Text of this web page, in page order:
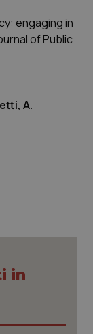
engaging in
of Public
A.
in